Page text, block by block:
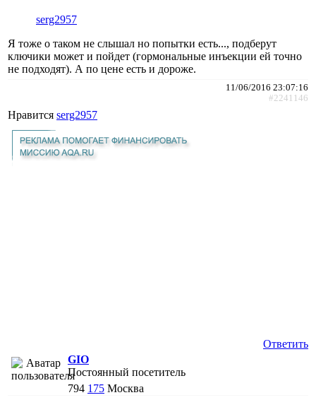
serg2957
Я тоже о таком не слышал но попытки есть..., подберут
ключики может и пойдет (гормональные инъекции ей точно
не подходят). А по цене есть и дороже.
11/06/2016 23:07:16
#2241146
Нравится serg2957
Ответить
GIO
Постоянный посетитель
794 175 Москва